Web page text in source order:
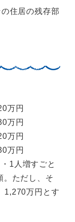
住居の残存部
万円
万円
万円
万円
1人増すごと
。ただし、そ
1,270万円とす